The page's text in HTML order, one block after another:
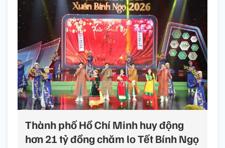
Thành phố Hồ Chí Minh huy động
hơn 21 tỷ đồng chăm lo Tết Bính Ngọ